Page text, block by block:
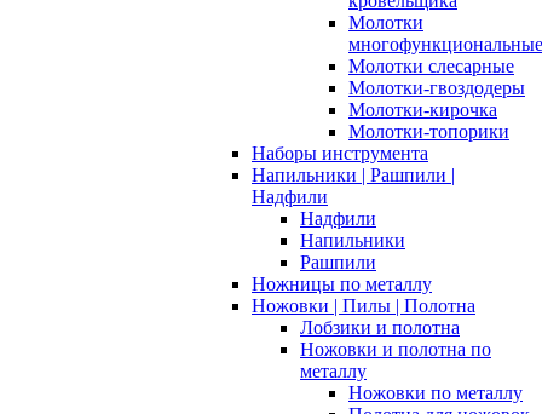
Молотки
многофункциональные
Молотки слесарные
Молотки-гвоздодеры
Молотки-кирочка
Молотки-топорики
Наборы инструмента
Напильники | Рашпили |
Надфили
Надфили
Напильники
Рашпили
Ножницы по металлу
Ножовки | Пилы | Полотна
Лобзики и полотна
Ножовки и полотна по
металлу
Ножовки по металлу